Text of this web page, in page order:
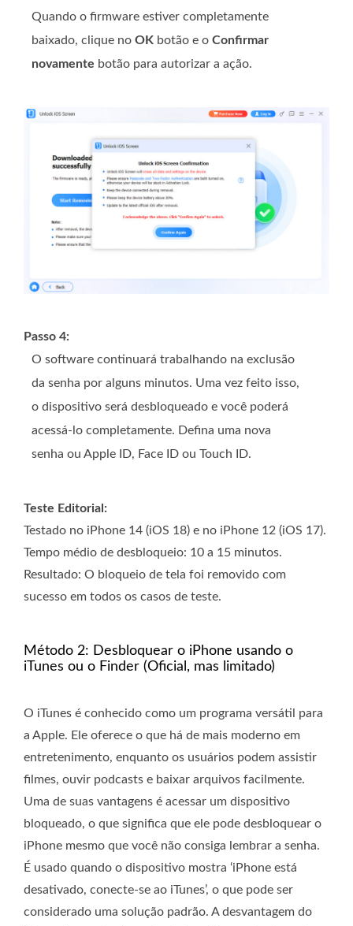
Quando o firmware estiver completamente
baixado, clique no OK botão e o Confirmar
novamente botão para autorizar a ação.
Passo 4:
O software continuará trabalhando na exclusão
da senha por alguns minutos. Uma vez feito isso,
o dispositivo será desbloqueado e você poderá
acessá-lo completamente. Defina uma nova
senha ou Apple ID, Face ID ou Touch ID.
Teste Editorial:
Testado no iPhone 14 (iOS 18) e no iPhone 12 (iOS 17).
Tempo médio de desbloqueio: 10 a 15 minutos.
Resultado: O bloqueio de tela foi removido com
sucesso em todos os casos de teste.
Método 2: Desbloquear o iPhone usando o
iTunes ou o Finder (Oficial, mas limitado)
O iTunes é conhecido como um programa versátil para
a Apple. Ele oferece o que há de mais moderno em
entretenimento, enquanto os usuários podem assistir
filmes, ouvir podcasts e baixar arquivos facilmente.
Uma de suas vantagens é acessar um dispositivo
bloqueado, o que significa que ele pode desbloquear o
iPhone mesmo que você não consiga lembrar a senha.
É usado quando o dispositivo mostra ‘iPhone está
desativado, conecte-se ao iTunes’, o que pode ser
considerado uma solução padrão. A desvantagem do